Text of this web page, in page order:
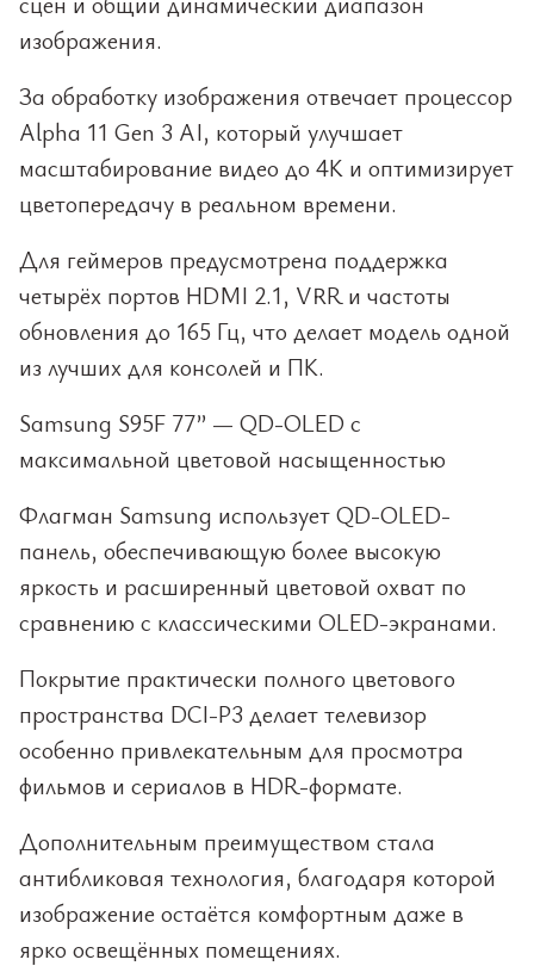
изображения.
За обработку изображения отвечает процессор
Alpha 11 Gen 3 AI, который улучшает
масштабирование видео до 4K и оптимизирует
цветопередачу в реальном времени.
Для геймеров предусмотрена поддержка
четырёх портов HDMI 2.1, VRR и частоты
обновления до 165 Гц, что делает модель одной
из лучших для консолей и ПК.
Samsung S95F 77” — QD-OLED с
максимальной цветовой насыщенностью
Флагман Samsung использует QD-OLED-
панель, обеспечивающую более высокую
яркость и расширенный цветовой охват по
сравнению с классическими OLED-экранами.
Покрытие практически полного цветового
пространства DCI-P3 делает телевизор
особенно привлекательным для просмотра
фильмов и сериалов в HDR-формате.
Дополнительным преимуществом стала
антибликовая технология, благодаря которой
изображение остаётся комфортным даже в
ярко освещённых помещениях.